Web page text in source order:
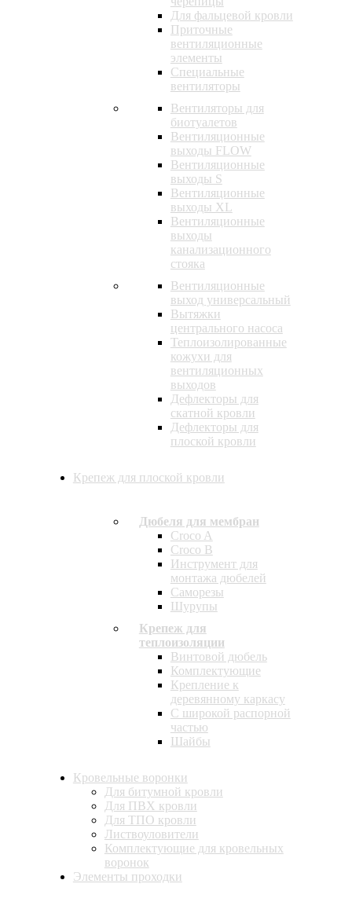
Для фальцевой кровли
Приточные
вентиляционные
элементы
Специальные
вентиляторы
Вентиляторы для
биотуалетов
Вентиляционные
выходы FLOW
Вентиляционные
выходы S
Вентиляционные
выходы XL
Вентиляционные
выходы
канализационного
стояка
Вентиляционные
выход универсальный
Вытяжки
центрального насоса
Теплоизолированные
кожухи для
вентиляционных
выходов
Дефлекторы для
скатной кровли
Дефлекторы для
плоской кровли
Крепеж для плоской кровли
Дюбеля для мембран
Croco A
Croco B
Инструмент для
монтажа дюбелей
Саморезы
Шурупы
Крепеж для
теплоизоляции
Винтовой дюбель
Комплектующие
Крепление к
деревянному каркасу
С широкой распорной
частью
Шайбы
Кровельные воронки
Для битумной кровли
Для ПВХ кровли
Для ТПО кровли
Листвоуловители
Комплектующие для кровельных
воронок
Элементы проходки